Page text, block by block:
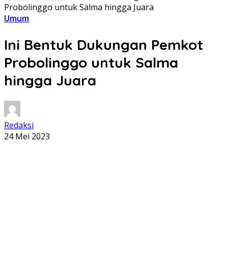
Probolinggo untuk Salma hingga Juara
Umum
Ini Bentuk Dukungan Pemkot
Probolinggo untuk Salma
hingga Juara
Redaksi
24 Mei 2023